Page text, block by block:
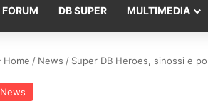
FORUM DB SUPER MULTIMEDIA
Home / News / Super DB Heroes, sinossi e
News